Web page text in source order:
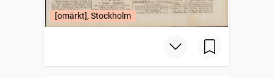
[omärkt], Stockholm